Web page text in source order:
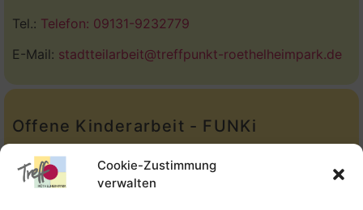
Cookie-Zustimmung
verwalten
Tel.: Telefon: 09131-9232779
E-Mail: stadtteilarbeit@treffpunkt-roethelheimpark.de
Offene Kinderarbeit - FUNKi
Tel.:Telefon: 09131-610749
E-Mail:oka@treffpunkt-roethelheimpark.de